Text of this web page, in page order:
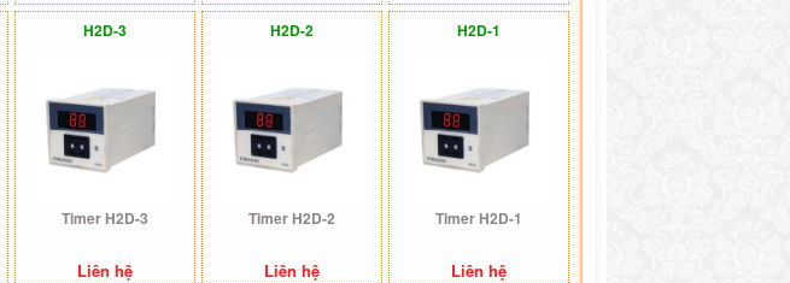
H2D-3
Timer H2D-3
Liên hệ
H2D-2
Timer H2D-2
Liên hệ
H2D-1
Timer H2D-1
Liên hệ